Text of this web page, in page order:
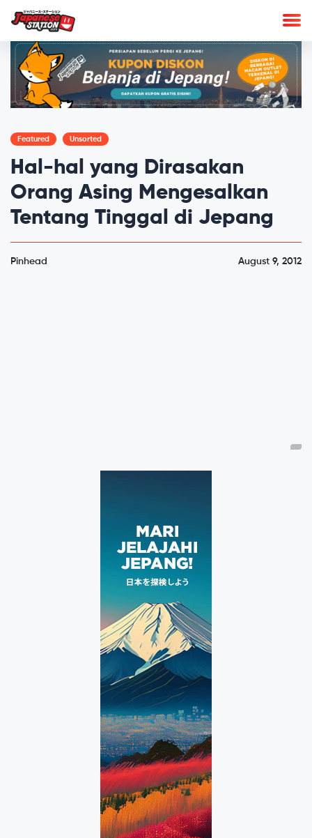
Featured Unsorted
Hal-hal yang Dirasakan
Orang Asing Mengesalkan
Tentang Tinggal di Jepang
Pinhead August 9, 2012